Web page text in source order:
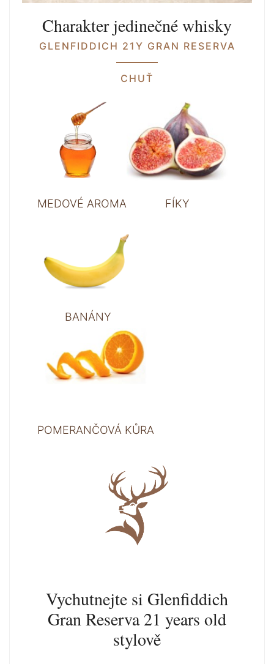
Charakter jedinečné whisky
GLENFIDDICH 21Y GRAN RESERVA
CHUŤ
MEDOVÉ AROMA FÍKY
BANÁNY
POMERANČOVÁ KŮRA
Vychutnejte si Glenfiddich
Gran Reserva 21 years old
stylově